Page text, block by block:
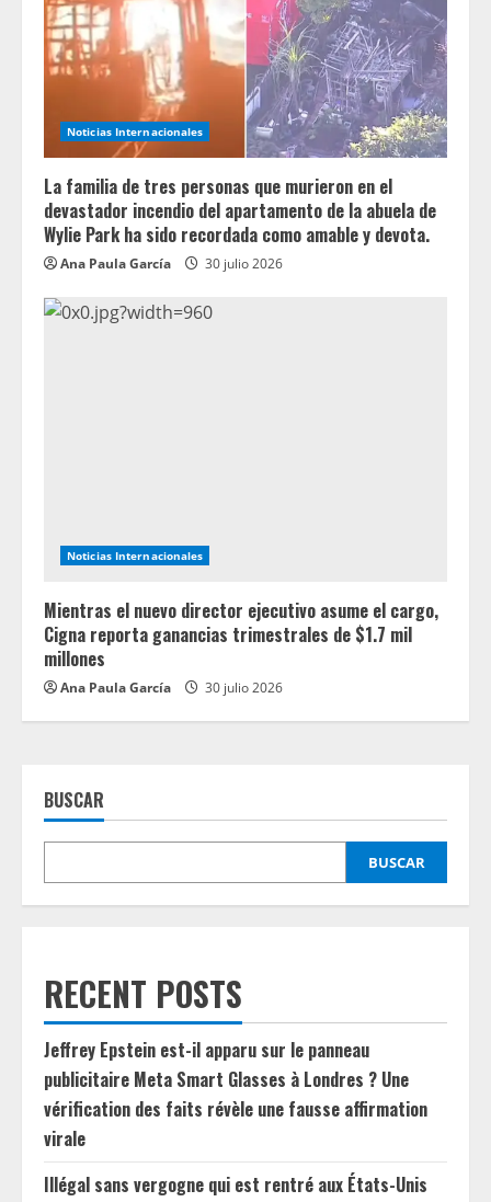
Noticias Internacionales
La familia de tres personas que murieron en el
devastador incendio del apartamento de la abuela de
Wylie Park ha sido recordada como amable y devota.
Ana Paula García 30 julio 2026
Noticias Internacionales
Mientras el nuevo director ejecutivo asume el cargo,
Cigna reporta ganancias trimestrales de $1.7 mil
millones
Ana Paula García 30 julio 2026
BUSCAR
BUSCAR
RECENT POSTS
Jeffrey Epstein est-il apparu sur le panneau
publicitaire Meta Smart Glasses à Londres ? Une
vérification des faits révèle une fausse affirmation
virale
Illégal sans vergogne qui est rentré aux États-Unis